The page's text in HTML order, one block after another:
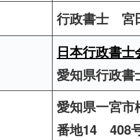
行政書士 宮
日本行政書士
愛知県行政書
愛知県一宮市
番地14 408